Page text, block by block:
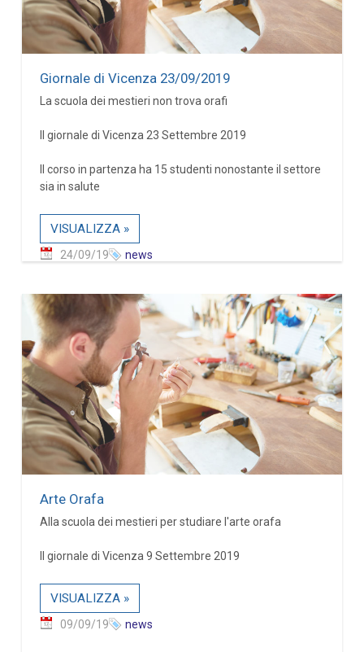
Giornale di Vicenza 23/09/2019
La scuola dei mestieri non trova orafi
Il giornale di Vicenza 23 Settembre 2019
Il corso in partenza ha 15 studenti nonostante il settore
sia in salute
VISUALIZZA »
24/09/19 news
Arte Orafa
Alla scuola dei mestieri per studiare l'arte orafa
Il giornale di Vicenza 9 Settembre 2019
VISUALIZZA »
09/09/19 news